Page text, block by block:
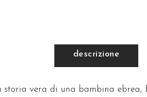
quantità
descrizione
vera di una bambina ebrea,